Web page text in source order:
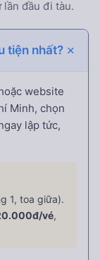
lần đầu đi tàu.
tiện nhất?
website
Minh, chọn
lập tức,
1, toa giữa).
vé,